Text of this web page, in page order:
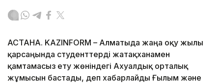
АСТАНА. KAZINFORM – Алматыда жаңа оқу жылы
қарсаңында студенттерді жатақханамен
қамтамасыз ету жөніндегі Ахуалдық орталық
жұмысын бастады, деп хабарлайды Ғылым және